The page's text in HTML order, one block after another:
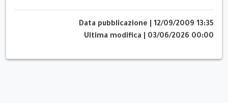
Data pubblicazione
12/09/2009 13:35
Ultima modifica
03/06/2026 00:00